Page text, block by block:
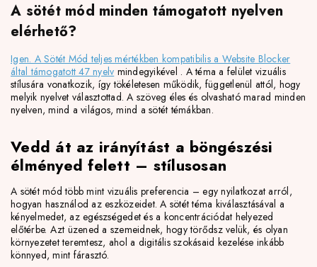
A sötét mód minden támogatott nyelven
elérhető?
Igen. A Sötét Mód teljes mértékben kompatibilis a Website Blocker
által támogatott 47 nyelv mindegyikével . A téma a felület vizuális
stílusára vonatkozik, így tökéletesen működik, függetlenül attól, hogy
melyik nyelvet választottad. A szöveg éles és olvasható marad minden
nyelven, mind a világos, mind a sötét témákban.
Vedd át az irányítást a böngészési
élményed felett – stílusosan
A sötét mód több mint vizuális preferencia – egy nyilatkozat arról,
hogyan használod az eszközeidet. A sötét téma kiválasztásával a
kényelmedet, az egészségedet és a koncentrációdat helyezed
előtérbe. Azt üzened a szemeidnek, hogy törődsz velük, és olyan
környezetet teremtesz, ahol a digitális szokásaid kezelése inkább
könnyed, mint fárasztó.